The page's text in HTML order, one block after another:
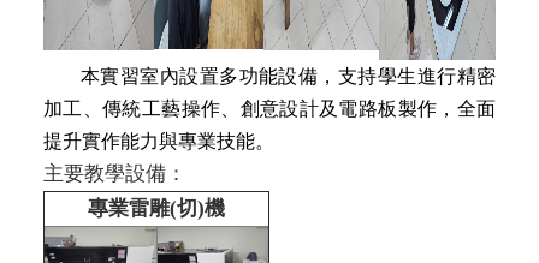
本實習室內設置多功能設備，支持學生進行精密
加工、傳統工藝操作、創意設計及電路板製作，全面
提升實作能力與專業技能。
主要教學設備：
專業雷雕(切)機